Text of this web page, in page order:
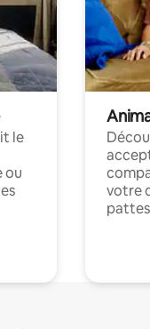
le
ou
votre